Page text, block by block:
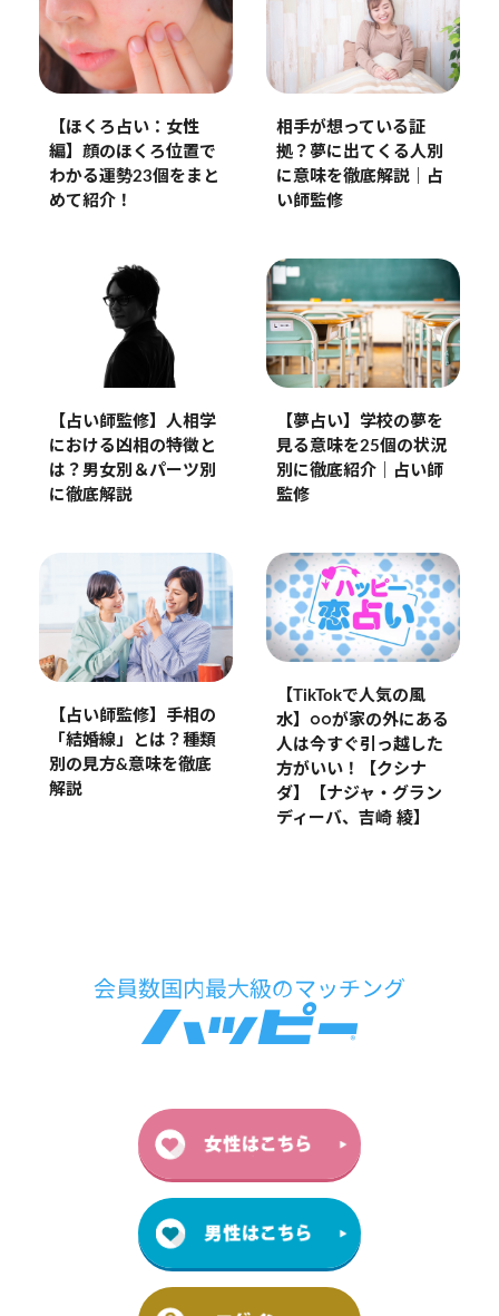
【ほくろ占い：女性
編】顔のほくろ位置で
わかる運勢23個をまと
めて紹介！
相手が想っている証
拠？夢に出てくる人別
に意味を徹底解説｜占
い師監修
【占い師監修】人相学
における凶相の特徴と
は？男女別＆パーツ別
に徹底解説
【夢占い】学校の夢を
見る意味を25個の状況
別に徹底紹介｜占い師
監修
【占い師監修】手相の
「結婚線」とは？種類
別の見方&意味を徹底
解説
【TikTokで人気の風
水】○○が家の外にある
人は今すぐ引っ越した
方がいい！【クシナ
ダ】【ナジャ・グラン
ディーバ、吉崎 綾】